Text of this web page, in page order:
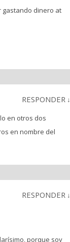
gastando dinero at
RESPONDER ↓
en otros dos
en nombre del
RESPONDER ↓
porque soy